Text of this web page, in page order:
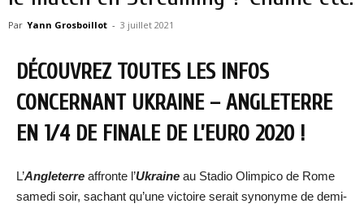
Par Yann Grosboillot - 3 juillet 2021
DÉCOUVREZ TOUTES LES INFOS
CONCERNANT UKRAINE – ANGLETERRE
EN 1/4 DE FINALE DE L’EURO 2020 !
L’Angleterre affronte l’Ukraine au Stadio Olimpico de Rome
samedi soir, sachant qu’une victoire serait synonyme de demi-